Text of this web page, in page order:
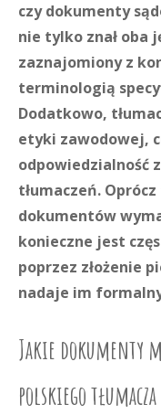
czy dokumenty
nie tylko znał oba
zaznajomiony z
terminologią
Dodatkowo,
etyki zawodowej,
odpowiedzialność
tłumaczeń.
dokumentów
konieczne jest
poprzez złożenie
nadaje im
Jakie dokumenty
polskiego tłumacza